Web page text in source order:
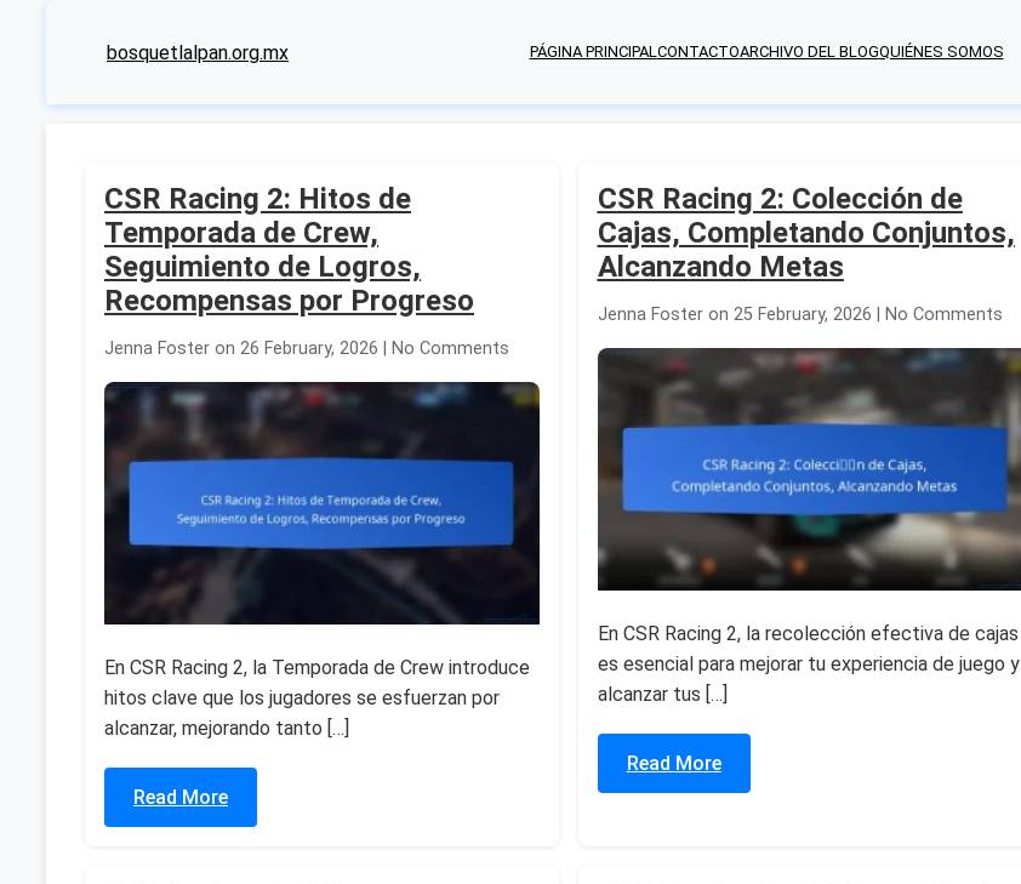
bosquetlalpan.org.mx PÁGINA PRINCIPALCONTACTOARCHIVO DEL BLOGQUIÉNES SOMOS
CSR Racing 2: Hitos de
Temporada de Crew,
Seguimiento de Logros,
Recompensas por Progreso
Jenna Foster on 26 February, 2026 | No Comments
En CSR Racing 2, la Temporada de Crew introduce
hitos clave que los jugadores se esfuerzan por
alcanzar, mejorando tanto […]
Read More
CSR Racing 2: Colección de
Cajas, Completando Conjuntos,
Alcanzando Metas
Jenna Foster on 25 February, 2026 | No Comments
En CSR Racing 2, la recolección efectiva de cajas
es esencial para mejorar tu experiencia de juego y
alcanzar tus […]
Read More